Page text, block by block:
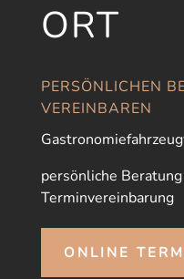
ORT
PERSÖNLICHEN
VEREINBAREN
persönliche
Terminvereinbarung
ONLINE